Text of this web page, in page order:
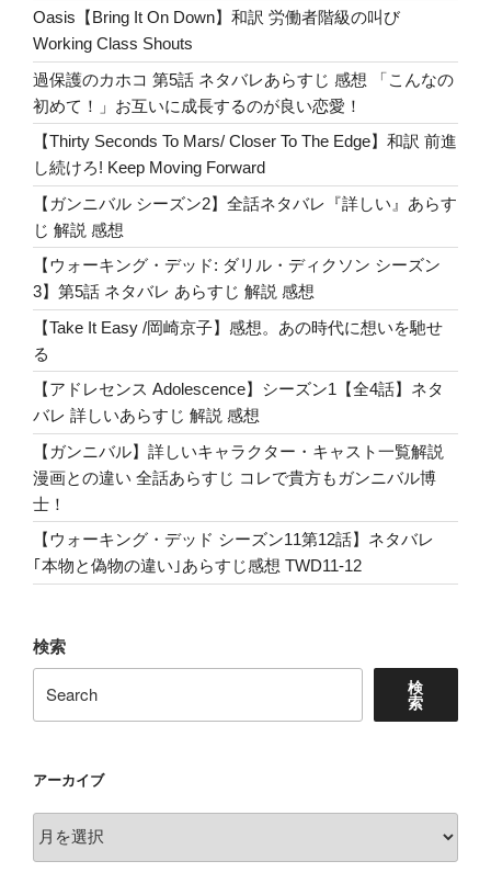
ス
ト
一
覧
解
説
漫
画
と
の
違
い
全
話
あ
ら
す
じ
コ
レ
で
貴
ガ
ン
ニ
バ
博
の
Oasis【Bring It On Down】和訳 労働者階級の叫び
Working Class Shouts
過保護のカホコ 第5話 ネタバレあらすじ 感想 「こんなの
初めて！」お互いに成長するのが良い恋愛！
【Thirty Seconds To Mars/ Closer To The Edge】和訳 前進
し続けろ! Keep Moving Forward
【ガンニバル シーズン2】全話ネタバレ『詳しい』あらす
じ 解説 感想
【ウォーキング・デッド: ダリル・ディクソン シーズン
3】第5話 ネタバレ あらすじ 解説 感想
【Take It Easy /岡崎京子】感想。あの時代に想いを馳せ
る
【アドレセンス Adolescence】シーズン1【全4話】ネタ
バレ 詳しいあらすじ 解説 感想
【ガンニバル】詳しいキャラクター・キャスト一覧解説
漫画との違い 全話あらすじ コレで貴方もガンニバル博
士！
【ウォーキング・デッド シーズン11第12話】ネタバレ
｢本物と偽物の違い｣あらすじ感想 TWD11-12
検索
検
索
アーカイブ
ー